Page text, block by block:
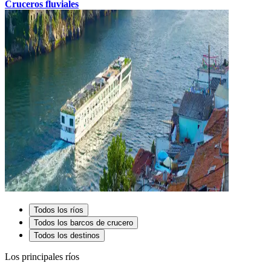
Cruceros fluviales
Todos los ríos
Todos los barcos de crucero
Todos los destinos
Los principales ríos